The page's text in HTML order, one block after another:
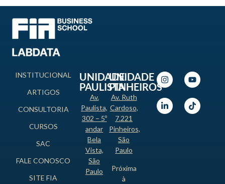
INSTITUCIONAL
ARTIGOS
CONSULTORIA
CURSOS
SAC
FALE CONOSCO
SITE FIA
UNIDADE
PAULISTA
Av.
Paulista,
302 – 5º
andar
Bela
Vista,
São
Paulo
UNIDADE
PINHEIROS
Av. Ruth
Cardoso,
7.221
Pinheiros,
São
Paulo
Próxima
à